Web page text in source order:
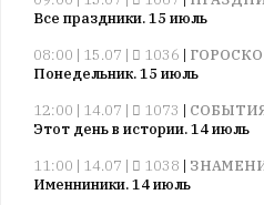
Все праздники. 15 июль
08:00 | 15.07 |
1036 |
Понедельник. 15 июль
12:00 | 14.07 |
1073 |
Этот день в истории. 14 июль
11:00 | 14.07 |
1038 |
Именниники. 14 июль